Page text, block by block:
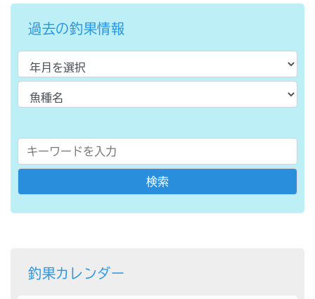
過去の釣果情報
釣果カレンダー